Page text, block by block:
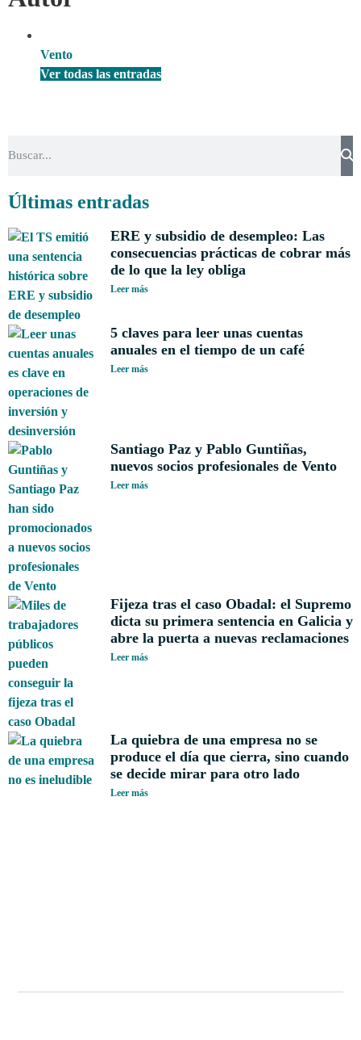
Vento
Ver todas las entradas
Últimas entradas
ERE y subsidio de desempleo: Las
consecuencias prácticas de cobrar más
de lo que la ley obliga
Leer más
5 claves para leer unas cuentas
anuales en el tiempo de un café
Leer más
Santiago Paz y Pablo Guntiñas,
nuevos socios profesionales de Vento
Leer más
Fijeza tras el caso Obadal: el Supremo
dicta su primera sentencia en Galicia y
abre la puerta a nuevas reclamaciones
Leer más
La quiebra de una empresa no se
produce el día que cierra, sino cuando
se decide mirar para otro lado
Leer más